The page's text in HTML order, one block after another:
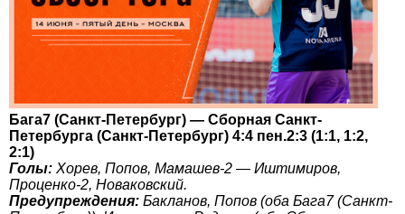
Бага7 (Санкт-Петербург) — Сборная Санкт-
Петербурга (Санкт-Петербург) 4:4 пен.2:3 (1:1, 1:2,
2:1)
Голы: Хорев, Попов, Мамашев-2 — Иштимиров,
Проценко-2, Новаковский.
Предупреждения: Бакланов, Попов (оба Бага7 (Санкт-